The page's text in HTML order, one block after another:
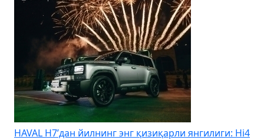
HAVAL H7’дан йилнинг энг қизиқарли янгилиги: Hi4